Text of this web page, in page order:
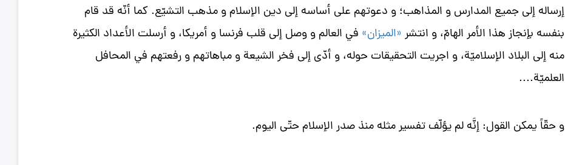
إرساله إلى جميع المدارس و المذاهب؛ و دعوتهم على أساسه إلى دين الإسلام و مذهب التشيّع. كما أنّه قد قام
بنفسه بإنجاز هذا الأمر الهامّ، و انتشر «الميزان» في العالم و وصل إلى قلب فرنسا و أمريكا، و أرسلت الأعداد الكثيرة
منه إلى البلاد الإسلاميّة، و اجريت التحقيقات حوله، و أدّى إلى فخر الشيعة و مباهاتهم و رفعتهم في المحافل
العلميّة....
و حقّاً يمكن القول: إنَّه لم يؤلّف تفسير مثله منذ صدر الإسلام حتّى اليوم.